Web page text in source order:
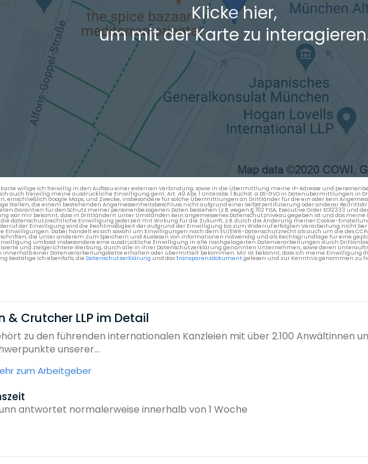
Klicke hier,
um mit der Karte zu
willige ich freiwillig in den Aufbau einer externen Verbindung, sowie in die Übermittlung meine IP-Adresse und
auch freiwillig meine ausdrückliche Einwilligung gem. Art. 49 Abs. 1 Unterabs. 1 Buchst. a DS-GVO in Datenübermittlungen
Google Maps, und Zwecke, insbesondere für solche Übermittlungen an Drittländer für die ein oder kein
Stellen, die einem bestehenden Angemessenheitsbeschluss nicht aufgrund einer Selbstzertifizierung oder anderer
Garantien für den Schutz meiner personenbezogenen Daten bestehen (z.B. wegen § 702 FISA, Executive Order EO12333 und
war mir bekannt, dass in Drittländern unter Umständen kein angemessenes Datenschutzniveau gegeben ist und das
datenschutzrechtliche Einwilligung jederzeit mit Wirkung für die Zukunft, z.B. durch die Änderung meiner Cookie-
der Einwilligung wird die Rechtmäßigkeit der aufgrund der Einwilligung bis zum Widerruf erfolgten Verarbeitung nicht
Einwilligungen. Dabei handelt es sich sowohl um Einwilligungen nach dem EU/EWR-Datenschutzrecht als auch um die des
die unter anderem zum Speichern und Auslesen von Informationen notwendig und als Rechtsgrundlage für eine
umfasst insbesondere eine ausdrückliche Einwilligung in alle nachgelagerten Datenverarbeitungen durch
und zielgerichtete Werbung, durch alle in ihrer Datenschutzerklärung genannten Unternehmen, sowie deren
einer Datenverarbeitungskette erhalten oder übermittelt bekommen. Mir ist bekannt, dass ich meine Einwilligung
bestätige ich ebenfalls, die Datenschutzerklärung und dasTransparenzdokumentgelesen und zur Kenntnis genommen zu
& Crutcher LLP im Detail
zu den führenden internationalen Kanzleien mit über 2.100 Anwältinnen
unserer...
zum Arbeitgeber
antwortet normalerweise innerhalb von 1 Woche